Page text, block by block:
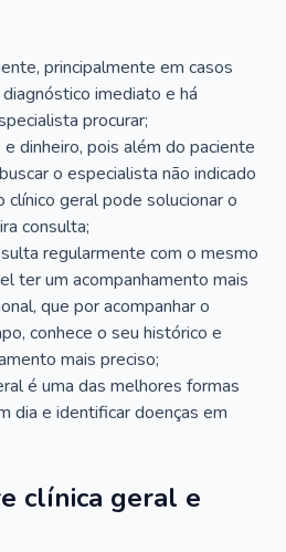
principalmente em casos
imediato e há
procurar;
dinheiro, pois além do paciente
o especialista não indicado
clínico geral pode solucionar o
consulta;
regularmente com o mesmo
ter um acompanhamento mais
que por acompanhar o
conhece o seu histórico e
mais preciso;
é uma das melhores formas
dia e identificar doenças em
clínica geral e